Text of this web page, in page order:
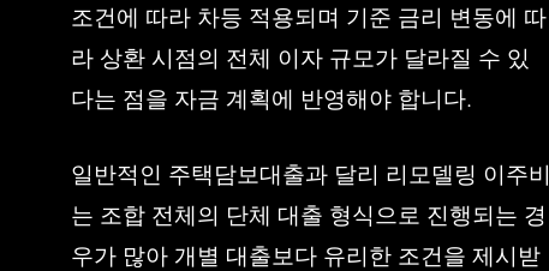
조건에 따라 차등 적용되며 기준 금리 변동에 따
라 상환 시점의 전체 이자 규모가 달라질 수 있
다는 점을 자금 계획에 반영해야 합니다.
일반적인 주택담보대출과 달리 리모델링 이주비
는 조합 전체의 단체 대출 형식으로 진행되는 경
우가 많아 개별 대출보다 유리한 조건을 제시받